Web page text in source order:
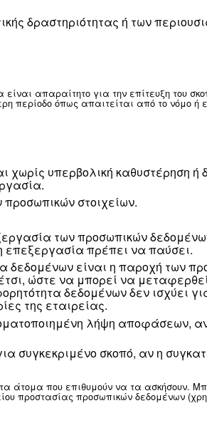
Θα μεταφέρουμε τα
παραπάνω. Στον
θεσπίζονται συμφωνίες
της μεταφοράς, θα
και της παρούσας
του ομίλου εταιρειών μας,
εκ μέρους μας. Θα
ή τη γνωστοποίηση
απαιτήσεις.
άλλων, για την
της επιχειρηματικής